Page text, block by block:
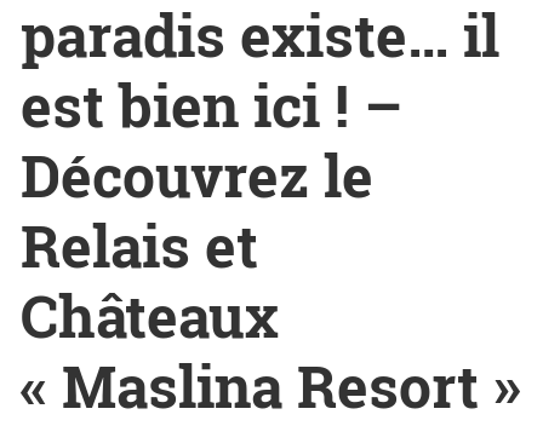
paradis existe… il
est bien ici ! –
Découvrez le
Relais et
Châteaux
« Maslina Resort »